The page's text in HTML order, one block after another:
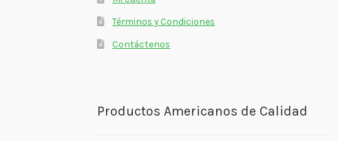
Términos y Condiciones
Contáctenos
Productos Americanos de Calidad